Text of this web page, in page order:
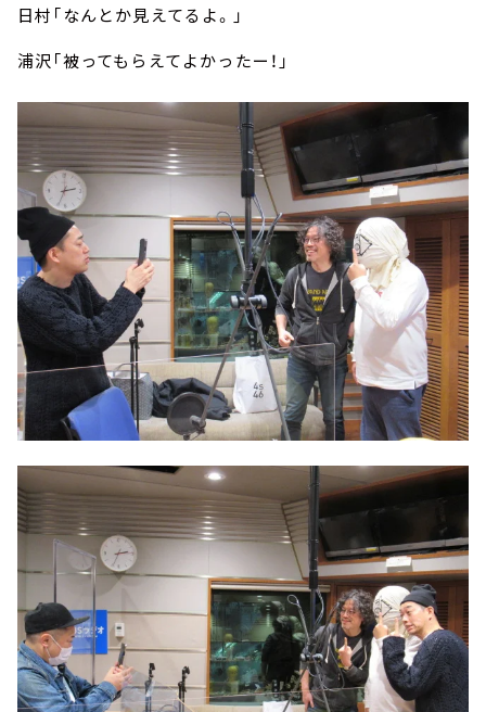
日村「なんとか見えてるよ。」
浦沢「被ってもらえてよかったー！」